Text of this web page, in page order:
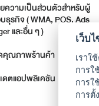
ความเป็นส่วนตัวสำหรับผู้
ธุรกิจ ( WMA, POS, Ads
และอื่น ๆ )
คุณภาพร้านค้า
ดตแอปพลิเคชัน
เว็บ
เราใ
การใ
การใ
การตั้